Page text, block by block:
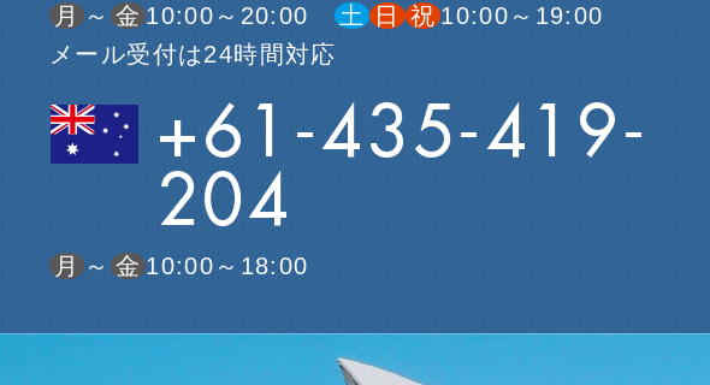
月 ～ 金 10:00～20:00土 日 祝 10:00～19:00
メール受付は24時間対応
+61-435-419-
204
月 ～ 金 10:00～18:00